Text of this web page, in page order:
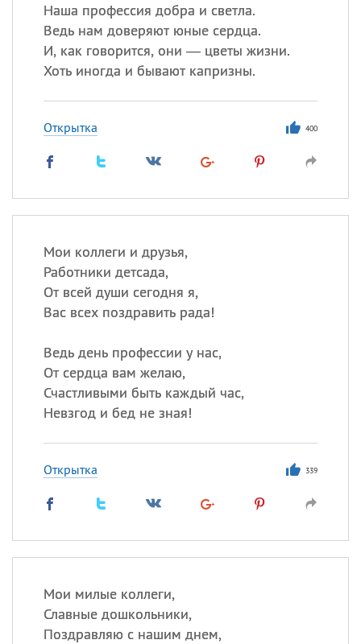
Наша профессия добра и светла.
Ведь нам доверяют юные сердца.
И, как говорится, они — цветы жизни.
Хоть иногда и бывают капризны.
Открытка 400
Мои коллеги и друзья,
Работники детсада,
От всей души сегодня я,
Вас всех поздравить рада!
Ведь день профессии у нас,
От сердца вам желаю,
Счастливыми быть каждый час,
Невзгод и бед не зная!
Открытка 339
Мои милые коллеги,
Славные дошкольники,
Поздравляю с нашим днем,